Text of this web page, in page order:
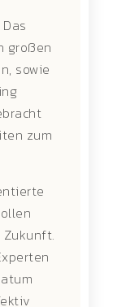
großen
sowie
zum